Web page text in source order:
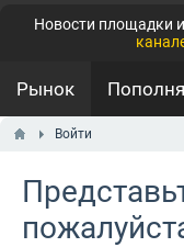
Новости площадки
Рынок
Войти